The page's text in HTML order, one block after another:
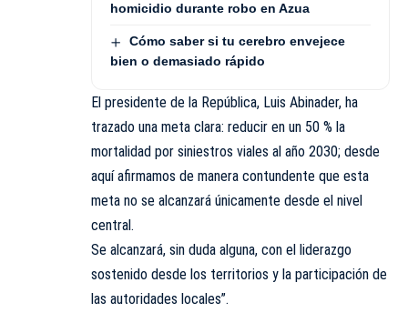
homicidio durante robo en Azua
Cómo saber si tu cerebro envejece
bien o demasiado rápido
El presidente de la República, Luis Abinader, ha
trazado una meta clara: reducir en un 50 % la
mortalidad por siniestros viales al año 2030; desde
aquí afirmamos de manera contundente que esta
meta no se alcanzará únicamente desde el nivel
central.
Se alcanzará, sin duda alguna, con el liderazgo
sostenido desde los territorios y la participación de
las autoridades locales”.